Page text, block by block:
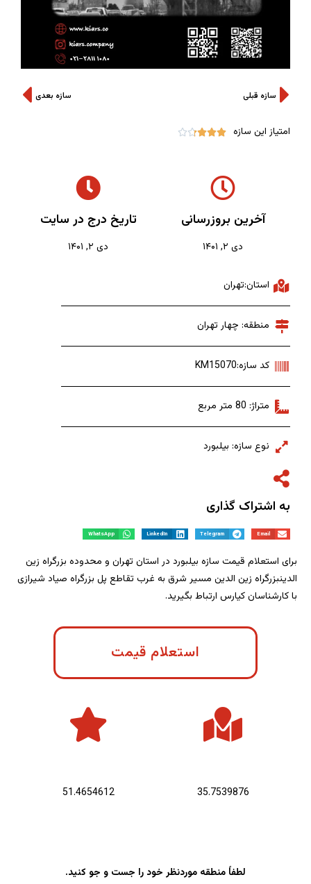
سازه قبلی سازه بعدی
امتیاز این سازه 




آخرین بروزرسانی
دی ۲, ۱۴۰۱
تاریخ درج در سایت
دی ۲, ۱۴۰۱
استان:تهران
منطقه: چهار تهران
کد سازه:KM15070
متراژ: 80 متر مربع
نوع سازه: بیلبورد
به اشتراک گذاری
Email
Telegram
LinkedIn
WhatsApp
برای استعلام قیمت سازه بیلبورد در استان تهران و محدوده بزرگراه زین
الدینبزرگراه زین الدین مسیر شرق به غرب تقاطع پل بزرگراه صیاد شیرازی
با کارشناسان کیارس ارتباط بگیرید.
استعلام قیمت
35.7539876
51.4654612
لطفاً منطقه موردنظر خود را جست و جو کنید.